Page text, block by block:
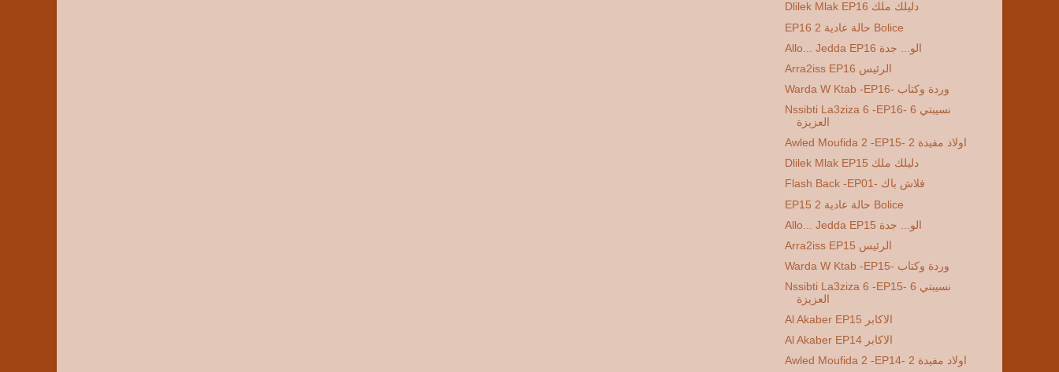
Dlilek Mlak EP16 دليلك ملك
EP16 2 حالة عادية Bolice
Allo... Jedda EP16 الو... جدة
Arra2iss EP16 الرئيس
Warda W Ktab -EP16- وردة وكتاب
Nssibti La3ziza 6 -EP16- 6 نسيبتي
العزيزة
Awled Moufida 2 -EP15- 2 اولاد مفيدة
Dlilek Mlak EP15 دليلك ملك
Flash Back -EP01- فلاش باك
EP15 2 حالة عادية Bolice
Allo... Jedda EP15 الو... جدة
Arra2iss EP15 الرئيس
Warda W Ktab -EP15- وردة وكتاب
Nssibti La3ziza 6 -EP15- 6 نسيبتي
العزيزة
Al Akaber EP15 الاكابر
Al Akaber EP14 الاكابر
Awled Moufida 2 -EP14- 2 اولاد مفيدة